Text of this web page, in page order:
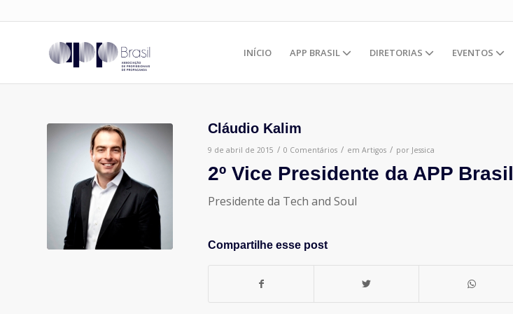
INÍCIO APP BRASIL DIRETORIAS EVENTOS
Cláudio Kalim
9 de abril de 2015 / 0 Comentários / em Artigos / por Jessica
2º Vice Presidente da APP Brasil
Presidente da Tech and Soul
Compartilhe esse post